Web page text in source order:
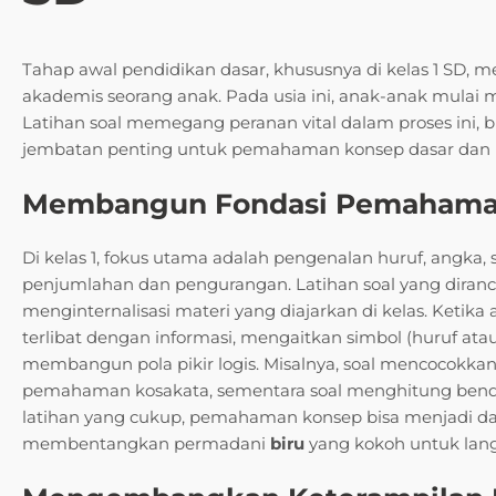
Tahap awal pendidikan dasar, khususnya di kelas 1 SD,
akademis seorang anak. Pada usia ini, anak-anak mulai
Latihan soal memegang peranan vital dalam proses ini,
jembatan penting untuk pemahaman konsep dasar
Membangun Fondasi
Di kelas 1, fokus utama adalah pengenalan huruf,
penjumlahan dan pengurangan. Latihan soal yang
menginternalisasi materi yang diajarkan di kelas. Ketika
terlibat dengan informasi, mengaitkan simbol (huruf
membangun pola pikir logis. Misalnya, soal
pemahaman kosakata, sementara soal menghitung
latihan yang cukup, pemahaman konsep bisa menjadi
membentangkan permadani biru yang kokoh untuk